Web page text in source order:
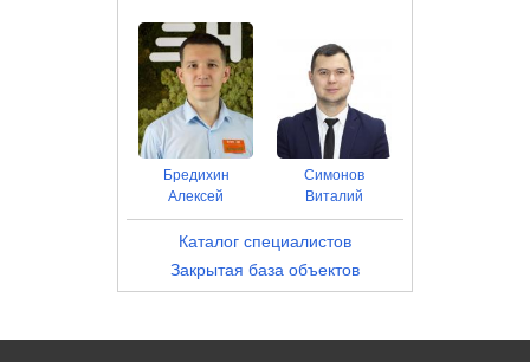
Бредихин
Алексей
Симонов
Виталий
Каталог специалистов
Закрытая база объектов